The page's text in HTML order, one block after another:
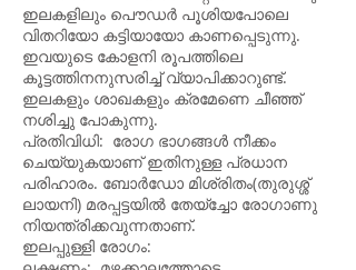
ഇലകളിലും പൌഡർ പൂശിയപോലെ
വിതറിയോ കട്ടിയായോ കാണപ്പെടുന്നു.
ഇവയുടെ കോളനി രൂപത്തിലെ
കൂട്ടത്തിനനുസരിച്ച് വ്യാപിക്കാറുണ്ട്.
ഇലകളും ശാഖകളും ക്രമേണെ ചീഞ്ഞ്
നശിച്ചു പോകുന്നു.
പ്രതിവിധി: രോഗ ഭാഗങ്ങൾ നീക്കം
ചെയ്യുകയാണ് ഇതിനുള്ള പ്രധാന
പരിഹാരം. ബോർഡോ മിശ്രിതം(തുരുശ്ശ്
ലായനി) മരപ്പട്ടയിൽ തേയ്ച്ചോ രോഗാണു
നിയന്ത്രിക്കവുന്നതാണ്.
ഇലപ്പുള്ളി രോഗം: